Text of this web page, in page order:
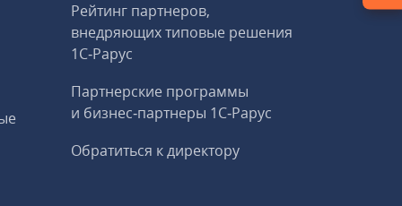
Рейтинг партнеров,
внедряющих типовые решения
1С‑Рарус
Партнерские программы
и бизнес‑партнеры 1С‑Рарус
Обратиться к директору